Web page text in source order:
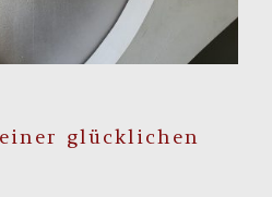
glücklichen